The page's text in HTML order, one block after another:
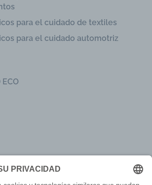
para el cuidado de textiles
para el cuidado automotriz